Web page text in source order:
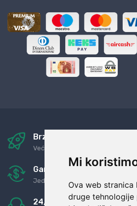
Mi
Ova web
druge tehnologije
Brza i sigurna dostava
Već za nekoliko dana kod vas
Garancija u povrat novaca
Jednostavno pravilo: Roba za
24/7 odlična podrška